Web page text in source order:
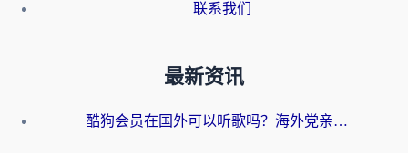
联系我们
最新资讯
酷狗会员在国外可以听歌吗？海外党亲测有效：3步解决音乐权限难题